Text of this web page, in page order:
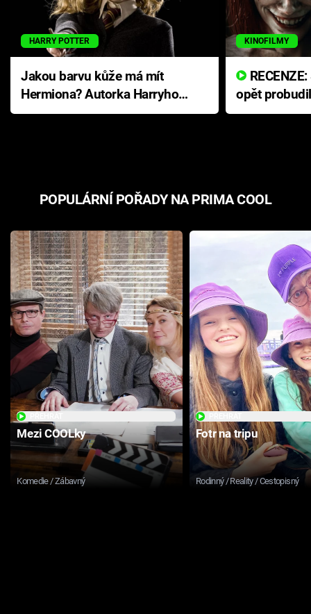
HARRY POTTER
Jakou barvu kůže má mít
Hermiona? Autorka Harryho
Pottera přišla s ráznou
KINOFILMY
opět
přichází s
POPULÁRNÍ POŘADY NA PRIMA COOL
Mezi COOLky
Komedie / Zábavný
Fotr na tripu
Rodinný / Reality / Cestopisný